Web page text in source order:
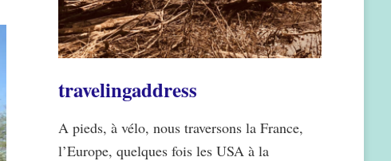
travelingaddress
A pieds, à vélo, nous traversons la France,
l’Europe, quelques fois les USA à la